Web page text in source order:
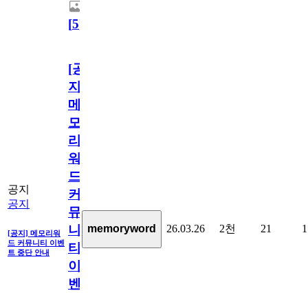
[5]
공지
공지
[공지] 메모리워
드 커뮤니티 이벤
트 중단 안내
[공
지]
메
모
리
워
드
커
뮤
니
티
이
벤
memoryword 26.03.26 2천 21 1